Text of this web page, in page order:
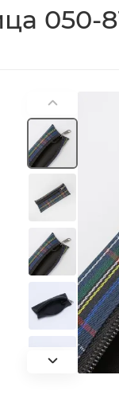
050-